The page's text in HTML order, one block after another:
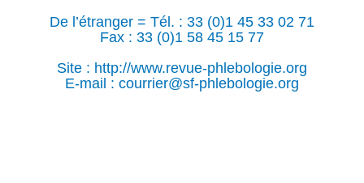
De l’étranger = Tél. : 33 (0)1 45 33 02 71
Fax : 33 (0)1 58 45 15 77
Site : http://www.revue-phlebologie.org
E-mail : courrier@sf-phlebologie.org